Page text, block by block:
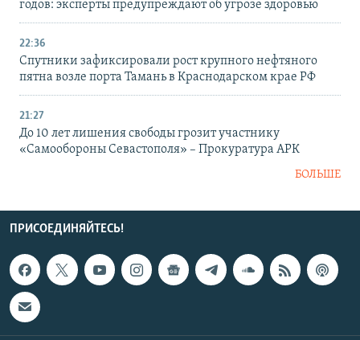
годов: эксперты предупреждают об угрозе здоровью
22:36
Спутники зафиксировали рост крупного нефтяного
пятна возле порта Тамань в Краснодарском крае РФ
21:27
До 10 лет лишения свободы грозит участнику
«Самообороны Севастополя» – Прокуратура АРК
БОЛЬШЕ
ПРИСОЕДИНЯЙТЕСЬ!